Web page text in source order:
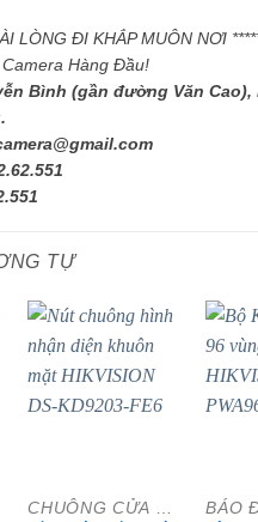
LÒNG ĐI KHẮP MUÔN NƠI
Hàng Đầu!
Bình (gần đường Văn Cao),
TỰ
CHUÔNG CỬA MÀN HÌNH